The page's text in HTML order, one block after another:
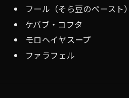
フール（そら豆のペースト）
ケバブ・コフタ
モロヘイヤスープ
ファラフェル